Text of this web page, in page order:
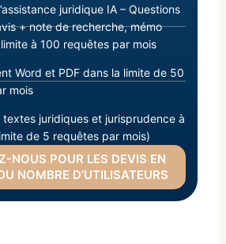
juridique IA – Questions
+ note de recherche, mémo
à 100 requêtes par mois
Word et PDF dans la limite de 50
mois
textes juridiques et jurisprudence à
de 5 requêtes par mois)
NOUS POUR LES DEVIS EN
NOMBRE D’UTILISATEURS